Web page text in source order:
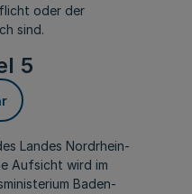
oder der
sind.
5
Landes Nordrhein-
Aufsicht wird im
Baden-